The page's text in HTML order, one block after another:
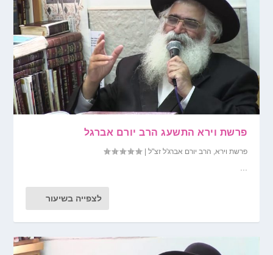
פרשת וירא התשעג הרב יורם אברגל
פרשת וירא, הרב יורם אברג'ל זצ"ל |
לצפייה בשיעור